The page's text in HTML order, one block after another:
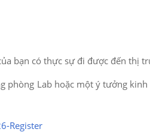
bạn có thực sự đi được đến thị
phòng Lab hoặc một ý tưởng
Register